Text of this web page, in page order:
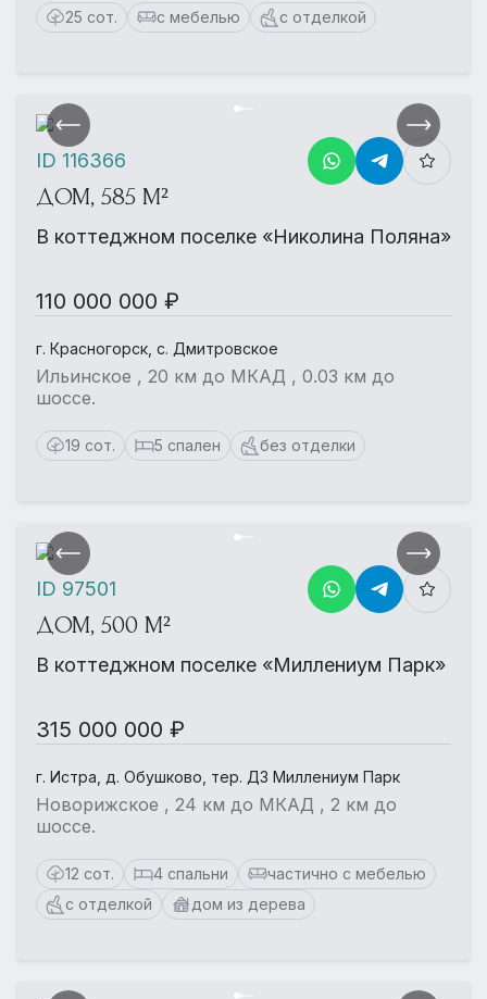
25 сот. с мебелью с отделкой
ДОМ, 585 М²
В коттеджном поселке «Николина Поляна»
110 000 000 ₽
г. Красногорск, с. Дмитровское
Ильинское , 20 км до МКАД , 0.03 км до
шоссе.
19 сот. 5 спален без отделки
ID 116366
ДОМ, 500 М²
В коттеджном поселке «Миллениум Парк»
315 000 000 ₽
г. Истра, д. Обушково, тер. ДЗ Миллениум Парк
Новорижское , 24 км до МКАД , 2 км до
шоссе.
12 сот. 4 спальни
частично с мебелью
с отделкой
дом из дерева
ID 97501